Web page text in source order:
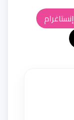
إنستاغرام